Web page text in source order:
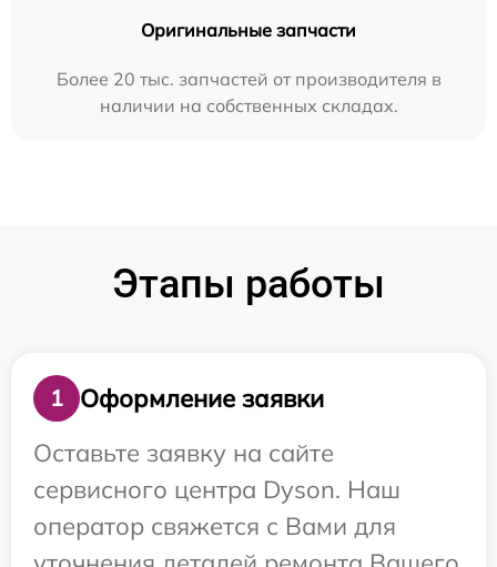
Оригинальные запчасти
Более 20 тыс. запчастей от производителя в
наличии на собственных складах.
Этапы работы
1
Оформление заявки
Оставьте заявку на сайте
сервисного центра Dyson. Наш
оператор свяжется с Вами для